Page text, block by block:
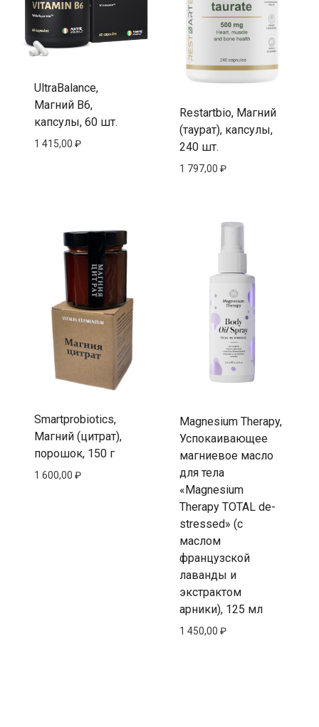
UltraBalance,
Магний В6,
капсулы, 60 шт.
1 415,00 ₽
Restartbio, Магний
(таурат), капсулы,
240 шт.
1 797,00 ₽
Smartprobiotics,
Магний (цитрат),
порошок, 150 г
1 600,00 ₽
Magnesium Therapy,
Успокаивающее
магниевое масло
для тела
«Magnesium
Therapy TOTAL de-
stressed» (с
маслом
французской
лаванды и
экстрактом
арники), 125 мл
1 450,00 ₽